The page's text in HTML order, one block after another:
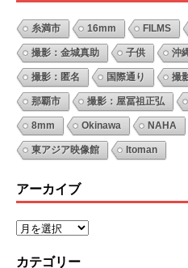
糸満市 16mm FILMS
撮影：金城真助 子供 沖
撮影：匿名 国際通り 撮
那覇市 撮影：屋冨祖正弘
8mm Okinawa NAHA
東アジア映像館 Itoman
アーカイブ
カテゴリー